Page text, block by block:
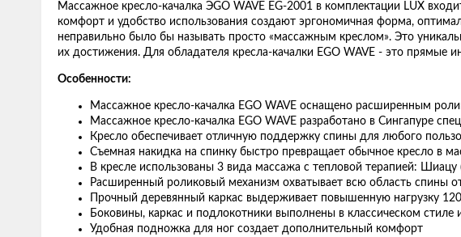
Массажное кресло-качалка ЭGO WAVE EG-2001 в комплектации LUX
комфорт и удобство использования создают эргономичная форма,
неправильно было бы называть просто «массажным креслом». Это
их достижения. Для обладателя кресла-качалки EGO WAVE - это
Особенности:
Массажное кресло-качалка EGO WAVE оснащено расширенным
Массажное кресло-качалка EGO WAVE разработано в Сингапуре
Кресло обеспечивает отличную поддержку спины для любого
Съемная накидка на спинку быстро превращает обычное кресло в
В кресле использованы 3 вида массажа с тепловой терапией:
Расширенный роликовый механизм охватывает всю область спины
Прочный деревянный каркас выдерживает повышенную нагрузку
Боковины, каркас и подлокотники выполнены в классическом стиле
Удобная подножка для ног создает дополнительный комфорт